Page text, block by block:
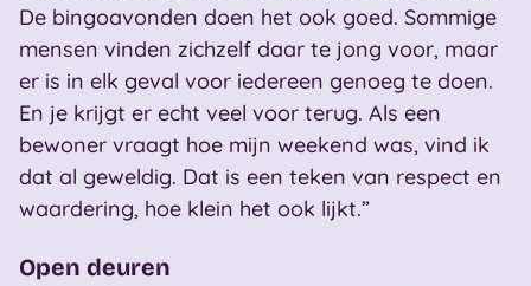
De bingoavonden doen het ook goed. Sommige
mensen vinden zichzelf daar te jong voor, maar
er is in elk geval voor iedereen genoeg te doen.
En je krijgt er echt veel voor terug. Als een
bewoner vraagt hoe mijn weekend was, vind ik
dat al geweldig. Dat is een teken van respect en
waardering, hoe klein het ook lijkt.”
Open deuren